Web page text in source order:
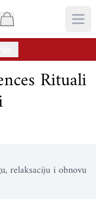
Rituali
relaksaciju i obnovu